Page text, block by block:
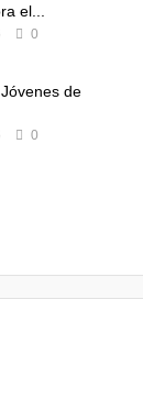
el...
0
de
0